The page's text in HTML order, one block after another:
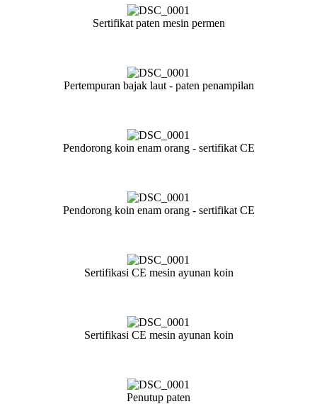
Sertifikat paten mesin permen
Pertempuran bajak laut - paten penampilan
Pendorong koin enam orang - sertifikat CE
Pendorong koin enam orang - sertifikat CE
Sertifikasi CE mesin ayunan koin
Sertifikasi CE mesin ayunan koin
Penutup paten